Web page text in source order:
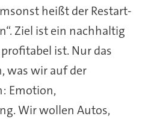
heißt der Restart-
Ziel ist ein nachhaltig
ist. Nur das
was wir auf der
Emotion,
Wir wollen Autos,